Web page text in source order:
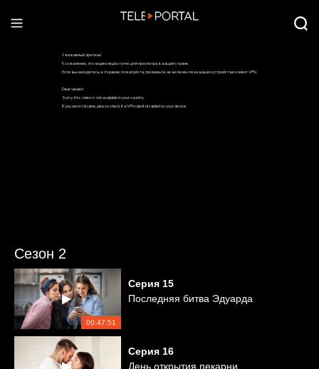
Сезон 2
00:47:51
Серия 15
Последняя битва Эдуарда
Серия 16
День открытия пекарни